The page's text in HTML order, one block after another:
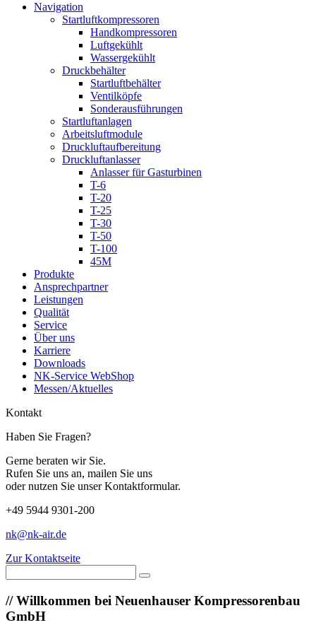
Navigation
Startluftkompressoren
Handkompressoren
Luftgekühlt
Wassergekühlt
Druckbehälter
Startluftbehälter
Ventilköpfe
Sonderausführungen
Startluftanlagen
Arbeitsluftmodule
Druckluftaufbereitung
Druckluftanlasser
Anlasser für Gasturbinen
T-6
T-20
T-25
T-30
T-50
T-100
45M
Produkte
Ansprechpartner
Leistungen
Qualität
Service
Über uns
Karriere
Downloads
NK-Service WebShop
Messen/Aktuelles
Kontakt
Haben Sie Fragen?
Gerne beraten wir Sie.
Rufen Sie uns an, mailen Sie uns
oder nutzen Sie unser Kontaktformular.
+49 5944 9301-200
nk@nk-air.de
Zur Kontaktseite
//Willkommen bei Neuenhauser Kompressorenbau
GmbH